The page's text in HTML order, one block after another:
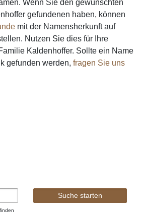
Wenn Sie den gewünschten
gefundenen haben, können
mit der Namensherkunft auf
Nutzen Sie dies für Ihre
Kaldenhoffer. Sollte ein Name
gefunden werden, fragen Sie uns